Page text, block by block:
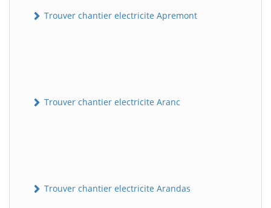
Trouver chantier electricite Apremont
Trouver chantier electricite Aranc
Trouver chantier electricite Arandas